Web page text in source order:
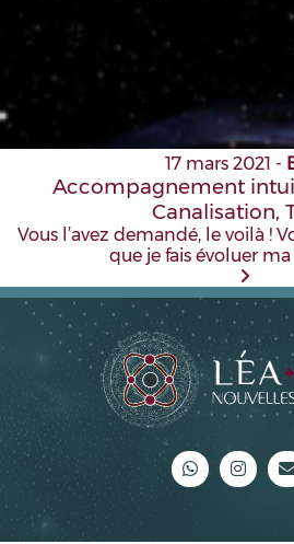
17 mars 2021 -
Accompagnement
Canalisation,
Vous l’avez demandé, le voilà !
que je fais évoluer